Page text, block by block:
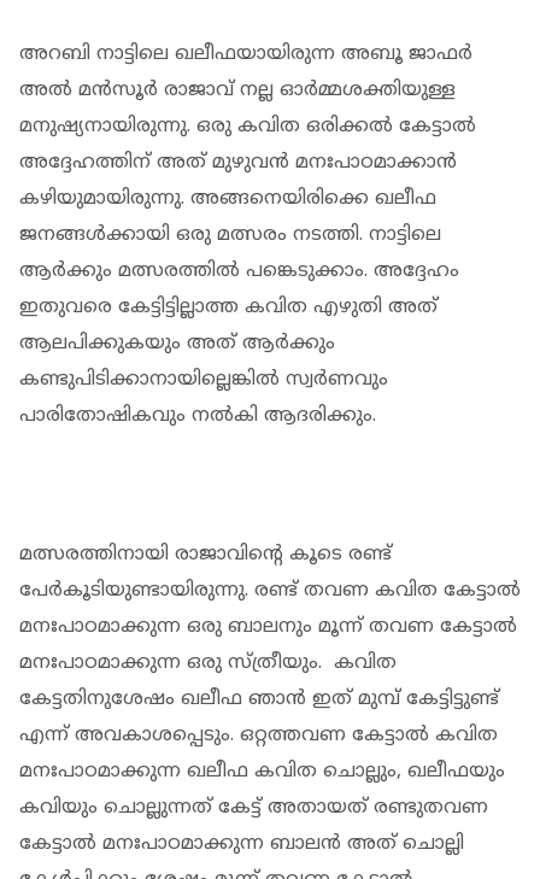
അറബി നാട്ടിലെ ഖലീഫയായിരുന്ന അബൂ ജാഫർ
അൽ മൻസൂർ രാജാവ് നല്ല ഓർമ്മശക്തിയുള്ള
മനുഷ്യനായിരുന്നു. ഒരു കവിത ഒരിക്കൽ കേട്ടാല്‍
അദ്ദേഹത്തിന് അത് മുഴുവൻ മനഃപാഠമാക്കാൻ
കഴിയുമായിരുന്നു. അങ്ങനെയിരിക്കെ ഖലീഫ
ജനങ്ങൾക്കായി ഒരു മത്സരം നടത്തി. നാട്ടിലെ
ആർക്കും മത്സരത്തിൽ പങ്കെടുക്കാം. അദ്ദേഹം
ഇതുവരെ കേട്ടിട്ടില്ലാത്ത കവിത എഴുതി അത്
ആലപിക്കുകയും അത് ആർക്കും
കണ്ടുപിടിക്കാനായില്ലെങ്കിൽ സ്വർണവും
പാരിതോഷികവും നൽകി ആദരിക്കും.
മത്സരത്തിനായി രാജാവിൻ്റെ കൂടെ രണ്ട്
പേർകൂടിയുണ്ടായിരുന്നു. രണ്ട് തവണ കവിത കേട്ടാൽ
മനഃപാഠമാക്കുന്ന ഒരു ബാലനും മൂന്ന് തവണ കേട്ടാൽ
മനഃപാഠമാക്കുന്ന ഒരു സ്ത്രീയും. കവിത
കേട്ടതിനുശേഷം ഖലീഫ ഞാൻ ഇത് മുമ്പ് കേട്ടിട്ടുണ്ട്
എന്ന് അവകാശപ്പെടും. ഒറ്റത്തവണ കേട്ടാൽ കവിത
മനഃപാഠമാക്കുന്ന ഖലീഫ കവിത ചൊല്ലും, ഖലീഫയും
കവിയും ചൊല്ലുന്നത് കേട്ട് അതായത് രണ്ടുതവണ
കേട്ടാല്‍ മനഃപാഠമാക്കുന്ന ബാലൻ അത് ചൊല്ലി